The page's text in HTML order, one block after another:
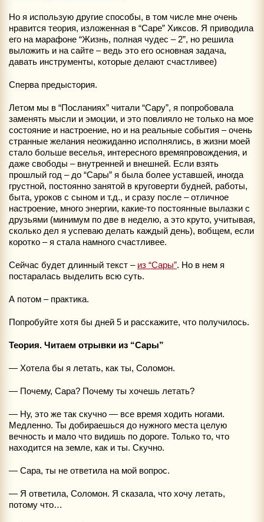
Но я использую другие способы, в том числе мне очень
нравится теория, изложенная в “Саре” Хиксов. Я приводила
его на марафоне “Жизнь, полная чудес – 2”, но решила
выложить и на сайте – ведь это его основная задача,
давать инструменты, которые делают счастливее)
Сперва предыстория.
Летом мы в “Посланиях” читали “Сару”, я попробовала
заменять мысли и эмоции, и это повлияло не только на мое
состояние и настроение, но и на реальные события – очень
странные желания неожиданно исполнялись, в жизни моей
стало больше веселья, интересного времяпровождения, и
даже свободы – внутренней и внешней. Если взять
прошлый год – до “Сары” я была более уставшей, иногда
грустной, постоянно занятой в круговерти будней, работы,
быта, уроков с сыном и т.д., и сразу после – отличное
настроение, много энергии, какие-то постоянные вылазки с
друзьями (минимум по две в неделю, а это круто, учитывая,
сколько дел я успеваю делать каждый день), вобщем, если
коротко – я стала намного счастливее.
Сейчас будет длинный текст – из “Сары”. Но в нем я
постаралась выделить всю суть.
А потом – практика.
Попробуйте хотя бы дней 5 и расскажите, что получилось.
Теория. Читаем отрывки из “Сары”
— Хотела бы я летать, как ты, Соломон.
— Почему, Сара? Почему ты хочешь летать?
— Ну, это же так скучно — все время ходить ногами.
Медленно. Ты добираешься до нужного места целую
вечность и мало что видишь по дороге. Только то, что
находится на земле, как и ты. Скучно.
— Сара, ты не ответила на мой вопрос.
— Я ответила, Соломон. Я сказала, что хочу летать,
потому что…